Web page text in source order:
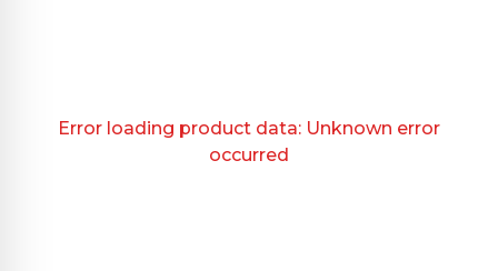
Error loading product data: Unknown error
occurred